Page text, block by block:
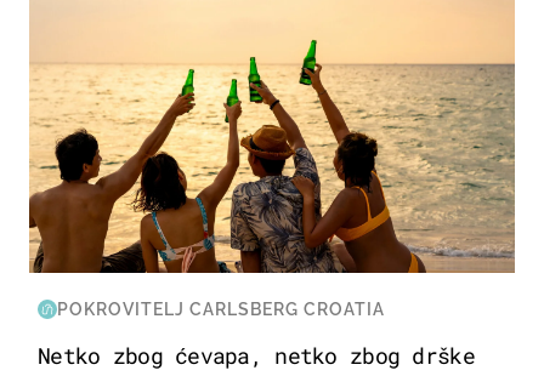
POKROVITELJ CARLSBERG CROATIA
Netko zbog ćevapa, netko zbog drške